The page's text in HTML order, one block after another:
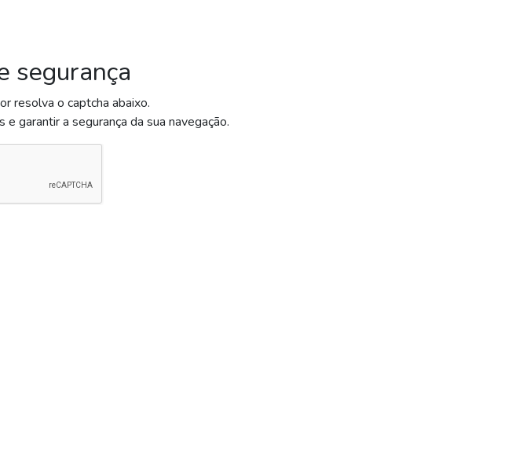
segurança
resolva o captcha abaixo.
garantir a segurança da sua navegação.